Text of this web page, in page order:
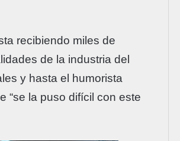
recibiendo miles de
de la industria del
y hasta el humorista
“se la puso difícil con este